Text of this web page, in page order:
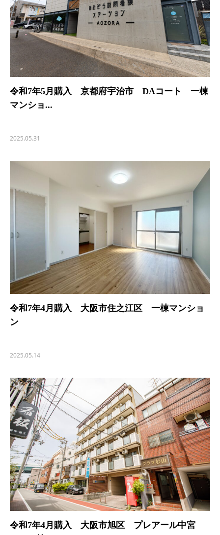
令和7年5月購入 京都府宇治市 DAコート 一棟
マンショ...
2025.05.31
令和7年4月購入 大阪市住之江区 一棟マンショ
ン
2025.05.14
令和7年4月購入 大阪市旭区 プレアール中宮